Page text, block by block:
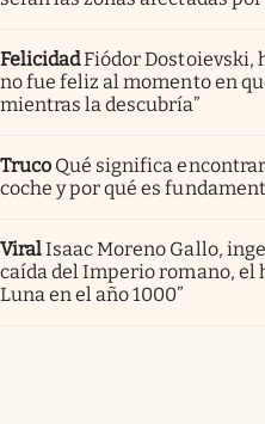
FelicidadFiódor Dostoievski,
no fue feliz al momento en
mientras la descubría”
Truco Qué significa
coche y por qué es
ViralIsaac Moreno Gallo,
caída del Imperio romano, el
Luna en el año 1000”